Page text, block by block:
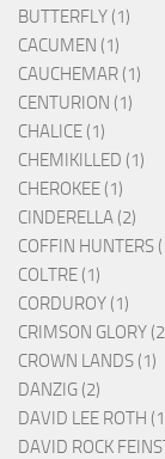
BUTTERFLY (1)
CACUMEN (1)
CAUCHEMAR (1)
CENTURION (1)
CHALICE (1)
CHEMIKILLED (1)
CHEROKEE (1)
CINDERELLA (2)
COFFIN HUNTERS
COLTRE (1)
CORDUROY (1)
CRIMSON GLORY
CROWN LANDS (1)
DANZIG (2)
DAVID LEE ROTH
DAVID ROCK